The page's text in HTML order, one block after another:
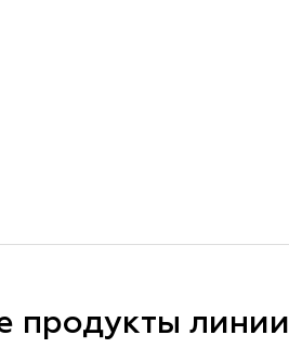
продукты линии